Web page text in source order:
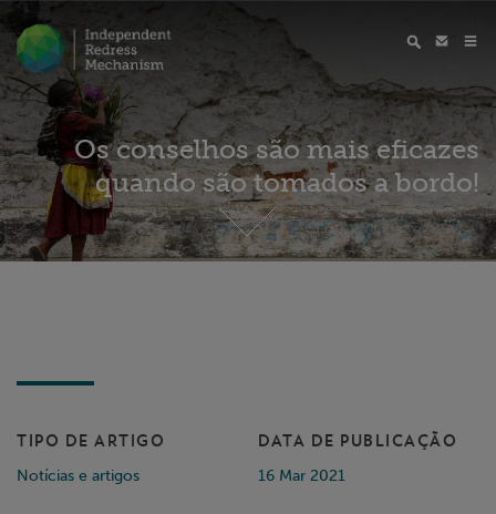
Os conselhos são mais eficazes
quando são tomados a bordo!
TIPO DE ARTIGO
Notícias e artigos
DATA DE PUBLICAÇÃO
16 Mar 2021